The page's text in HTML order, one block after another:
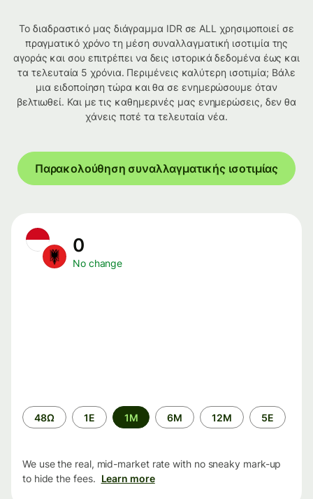
Το διαδραστικό μας διάγραμμα IDR σε ALL χρησιμοποιεί σε
πραγματικό χρόνο τη μέση συναλλαγματική ισοτιμία της
αγοράς και σου επιτρέπει να δεις ιστορικά δεδομένα έως και
τα τελευταία 5 χρόνια. Περιμένεις καλύτερη ισοτιμία; Βάλε
μια ειδοποίηση τώρα και θα σε ενημερώσουμε όταν
βελτιωθεί. Και με τις καθημερινές μας ενημερώσεις, δεν θα
χάνεις ποτέ τα τελευταία νέα.
Παρακολούθηση συναλλαγματικής ισοτιμίας
0
No change
Time
period
48Ω 1Ε 1M 6M 12M 5Ε
We use the real, mid-market rate with no sneaky mark-up
to hide the fees. Learn more